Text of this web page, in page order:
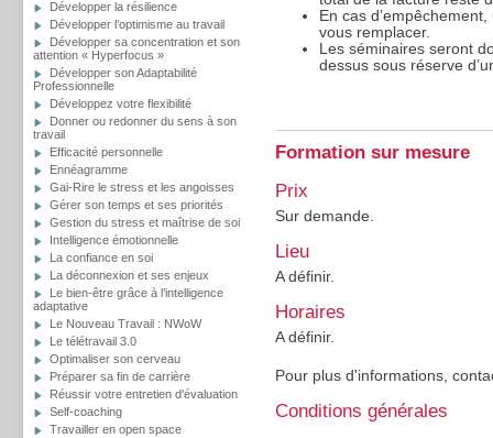
Développer la résilience
Développer l’optimisme au travail
Développer sa concentration et son
attention « Hyperfocus »
Développer son Adaptabilité
Professionnelle
Développez votre flexibilité
Donner ou redonner du sens à son
travail
Efficacité personnelle
Ennéagramme
Gai-Rire le stress et les angoisses
Gérer son temps et ses priorités
Gestion du stress et maîtrise de soi
Intelligence émotionnelle
La confiance en soi
La déconnexion et ses enjeux
Le bien-être grâce à l’intelligence
adaptative
Le Nouveau Travail : NWoW
Le télétravail 3.0
Optimaliser son cerveau
Préparer sa fin de carrière
Réussir votre entretien d'évaluation
Self-coaching
Travailler en open space
En cas
vous remplacer.
Les séminaires seront
dessus sous réserve
Formation sur mesure
Prix
Sur demande.
Lieu
A définir.
Horaires
A définir.
Pour plus d'informations,
Conditions générales